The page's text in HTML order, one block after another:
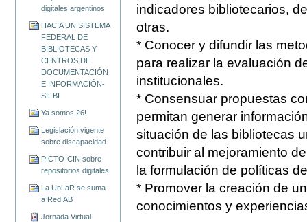
digitales argentinos
HACIA UN SISTEMA
FEDERAL DE
BIBLIOTECAS Y
CENTROS DE
DOCUMENTACIÓN
E INFORMACIÓN-
SIFBI
Ya somos 26!
Legislación vigente
sobre discapacidad
PICTO-CIN sobre
repositorios digitales
La UnLaR se suma
a RedIAB
Jornada Virtual
indicadores bibliotecarios,
otras.
* Conocer y difundir las
para realizar la evaluación
institucionales.
* Consensuar propuestas
permitan generar
situación de las bibliotecas
contribuir al mejoramiento
la formulación de políticas
* Promover la creación de
conocimientos y